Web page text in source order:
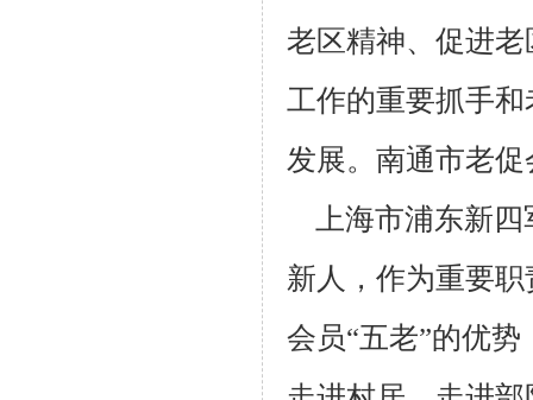
老区精神、促进
工作的重要抓手和
发展。南通市老
上海市浦东新四
新人，作为重要
会员“五老”的优